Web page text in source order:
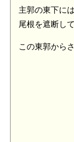
主郭の東下に
尾根を遮断し
この東郭から